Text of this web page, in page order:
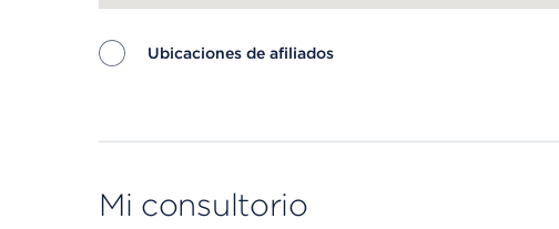
Ubicaciones de afiliados
Mi consultorio